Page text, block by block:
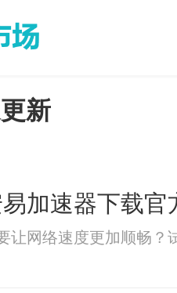
新
加速器下载官
让网络速度更加顺畅？